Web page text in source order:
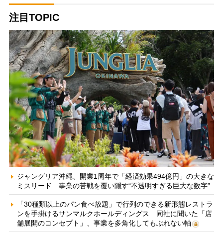
注目TOPIC
ジャングリア沖縄、開業1周年で「経済効果494億円」の大きな
ミスリード 事業の苦戦を覆い隠す“不透明すぎる巨大な数字”
「30種類以上のパン食べ放題」で行列のできる新形態レストラ
ンを手掛けるサンマルクホールディングス 同社に聞いた「店
舗展開のコンセプト」、事業を多角化してもぶれない軸